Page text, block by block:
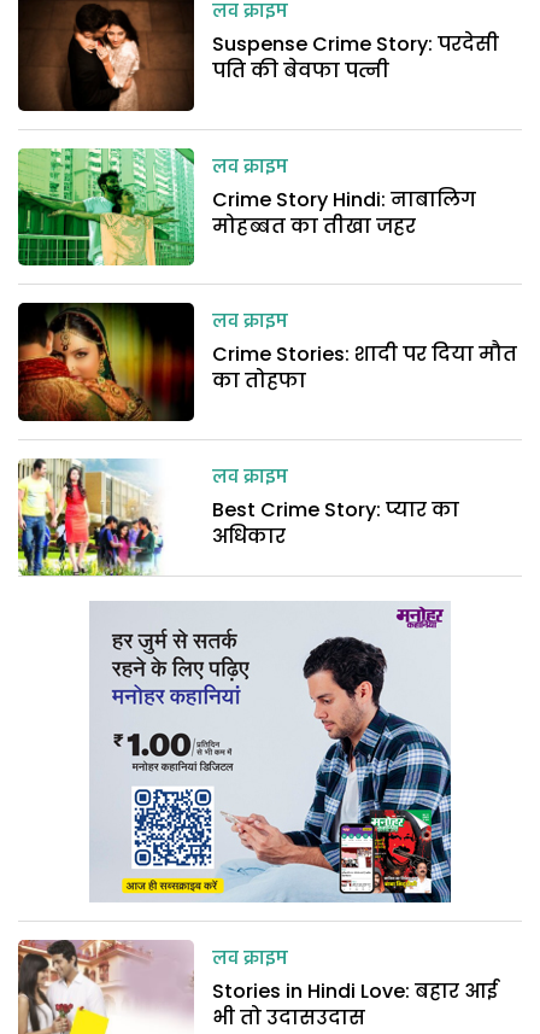
लव क्राइम
Suspense Crime Story: परदेसी
पति की बेवफा पत्नी
लव क्राइम
Crime Story Hindi: नाबालिग
मोहब्बत का तीखा जहर
लव क्राइम
Crime Stories: शादी पर दिया मौत
का तोहफा
लव क्राइम
Best Crime Story: प्यार का
अधिकार
लव क्राइम
Stories in Hindi Love: बहार आई
भी तो उदासउदास